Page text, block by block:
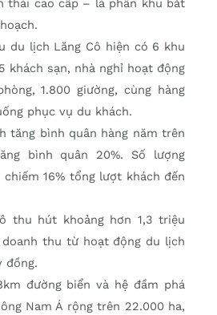
thái cao cấp – là phân khu bắt
du lịch Lăng Cô hiện có 6 khu
khách sạn, nhà nghỉ hoạt động
1.800 giường, cùng hàng
phục vụ du khách.
tăng bình quân hàng năm trên
bình quân 20%. Số lượng
chiếm 16% tổng lượt khách đến
thu hút khoảng hơn 1,3 triệu
thu từ hoạt động du lịch
đồng.
đường biển và hệ đầm phá
Nam Á rộng trên 22.000 ha,